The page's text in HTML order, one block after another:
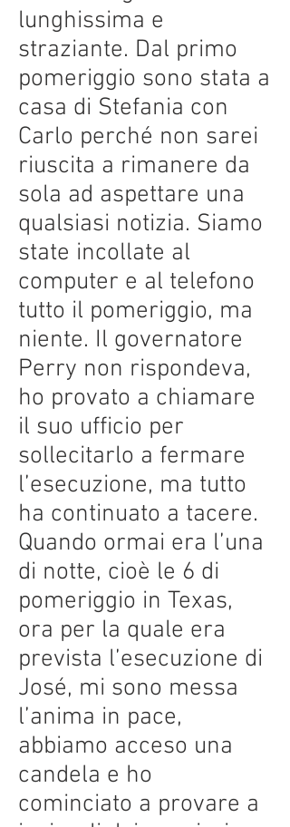
lunghissima e
straziante. Dal primo
pomeriggio sono stata a
casa di Stefania con
Carlo perché non sarei
riuscita a rimanere da
sola ad aspettare una
qualsiasi notizia. Siamo
state incollate al
computer e al telefono
tutto il pomeriggio, ma
niente. Il governatore
Perry non rispondeva,
ho provato a chiamare
il suo ufficio per
sollecitarlo a fermare
l’esecuzione, ma tutto
ha continuato a tacere.
Quando ormai era l’una
di notte, cioè le 6 di
pomeriggio in Texas,
ora per la quale era
prevista l’esecuzione di
José, mi sono messa
l’anima in pace,
abbiamo acceso una
candela e ho
cominciato a provare a